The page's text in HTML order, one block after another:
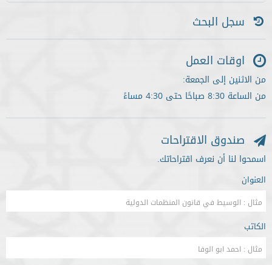
سجل البحث
اوقات العمل
من الاثنين إلى الجمعة:
من الساعة 8:30 صباحًا حتى 4:30 مساءً
صندوق الاقتراحات
اسمحوا لنا أن نعرف اقتراحاتك.
العنوان
الكاتب